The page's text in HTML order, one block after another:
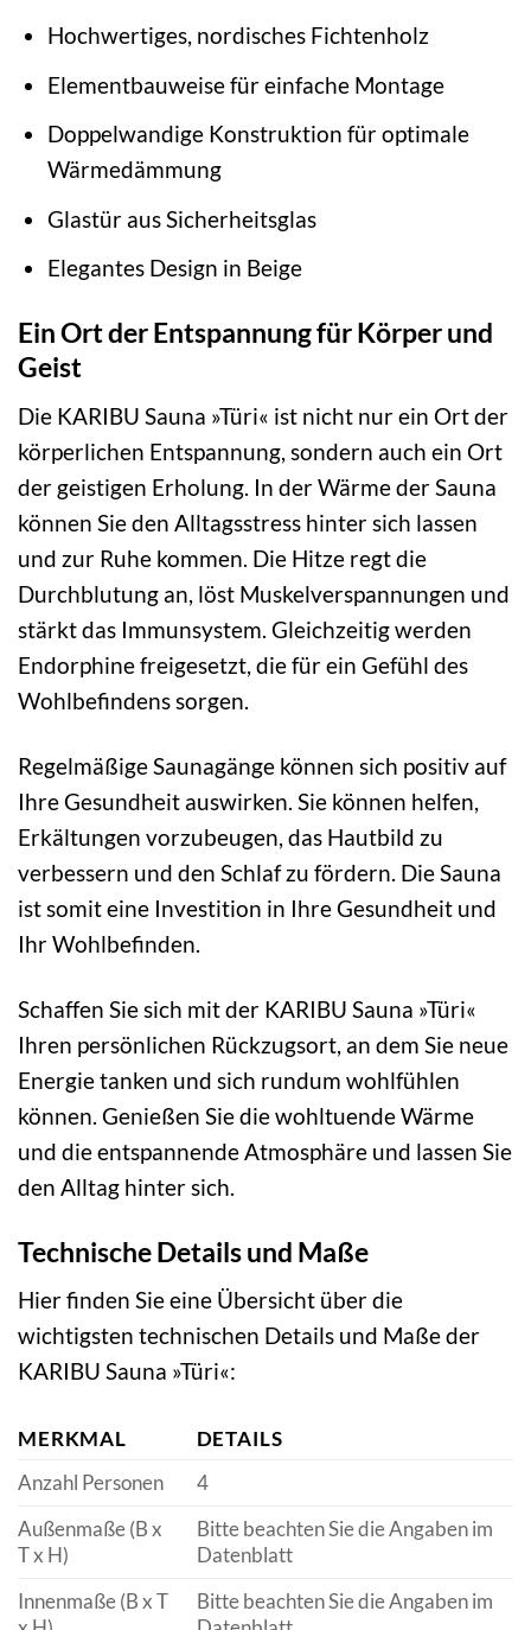
Hochwertiges, nordisches Fichtenholz
Elementbauweise für einfache Montage
Doppelwandige Konstruktion für optimale
Wärmedämmung
Glastür aus Sicherheitsglas
Elegantes Design in Beige
Ein Ort der Entspannung für Körper und
Geist
Die KARIBU Sauna »Türi« ist nicht nur ein Ort der
körperlichen Entspannung, sondern auch ein Ort
der geistigen Erholung. In der Wärme der Sauna
können Sie den Alltagsstress hinter sich lassen
und zur Ruhe kommen. Die Hitze regt die
Durchblutung an, löst Muskelverspannungen und
stärkt das Immunsystem. Gleichzeitig werden
Endorphine freigesetzt, die für ein Gefühl des
Wohlbefindens sorgen.
Regelmäßige Saunagänge können sich positiv auf
Ihre Gesundheit auswirken. Sie können helfen,
Erkältungen vorzubeugen, das Hautbild zu
verbessern und den Schlaf zu fördern. Die Sauna
ist somit eine Investition in Ihre Gesundheit und
Ihr Wohlbefinden.
Schaffen Sie sich mit der KARIBU Sauna »Türi«
Ihren persönlichen Rückzugsort, an dem Sie neue
Energie tanken und sich rundum wohlfühlen
können. Genießen Sie die wohltuende Wärme
und die entspannende Atmosphäre und lassen Sie
den Alltag hinter sich.
Technische Details und Maße
Hier finden Sie eine Übersicht über die
wichtigsten technischen Details und Maße der
KARIBU Sauna »Türi«:
MERKMAL
DETAILS
Anzahl Personen
4
Außenmaße (B x
T x H)
Bitte beachten Sie die Angaben im
Datenblatt
Innenmaße (B x T
Bitte beachten Sie die Angaben im